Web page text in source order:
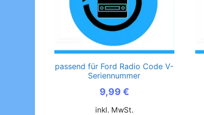
passend für Ford Radio Code V-
Seriennummer
9,99 €
inkl. MwSt.